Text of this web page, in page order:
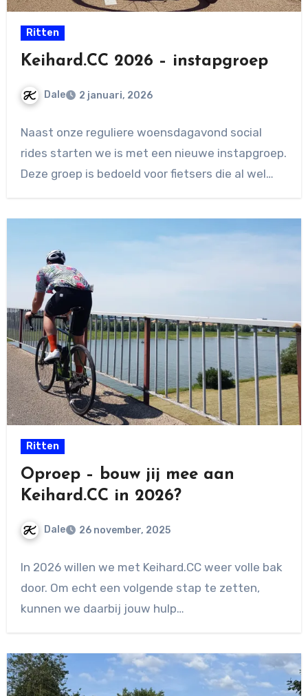
Ritten
Keihard.CC 2026 – instapgroep
Dale 2 januari, 2026
reacties
Naast onze reguliere woensdagavond social
rides starten we is met een nieuwe instapgroep.
Deze groep is bedoeld voor fietsers die al wel…
Ritten
Oproep – bouw jij mee aan
Keihard.CC in 2026?
Dale 26 november, 2025
reacties
In 2026 willen we met Keihard.CC weer volle bak
door. Om echt een volgende stap te zetten,
kunnen we daarbij jouw hulp…